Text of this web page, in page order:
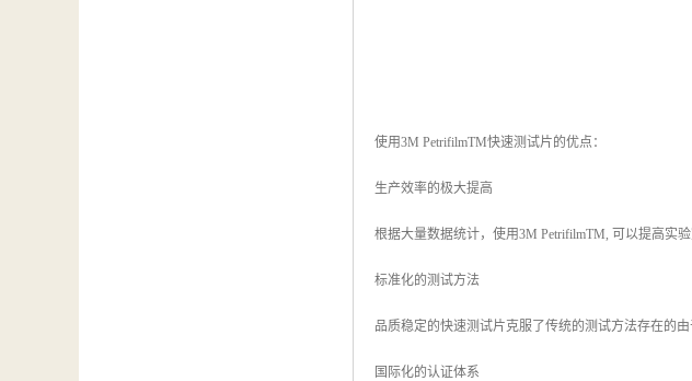
使用3M PetrifilmTM快速测试片的优点：
生产效率的极大提高
根据大量数据统计，使用3M PetrifilmTM, 可以提高实
标准化的测试方法
品质稳定的快速测试片克服了传统的测试方法存在的
国际化的认证体系